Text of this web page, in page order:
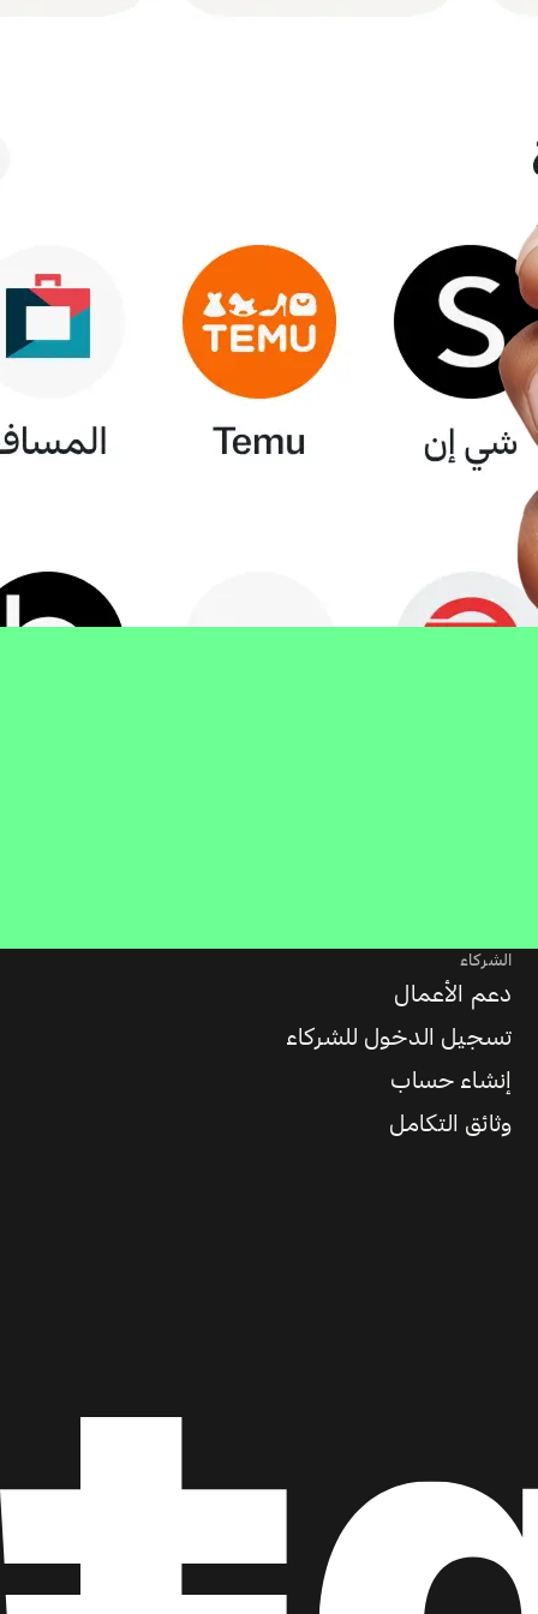
الشركاء
دعم الأعمال
تسجيل الدخول للشركاء
إنشاء حساب
وثائق التكامل